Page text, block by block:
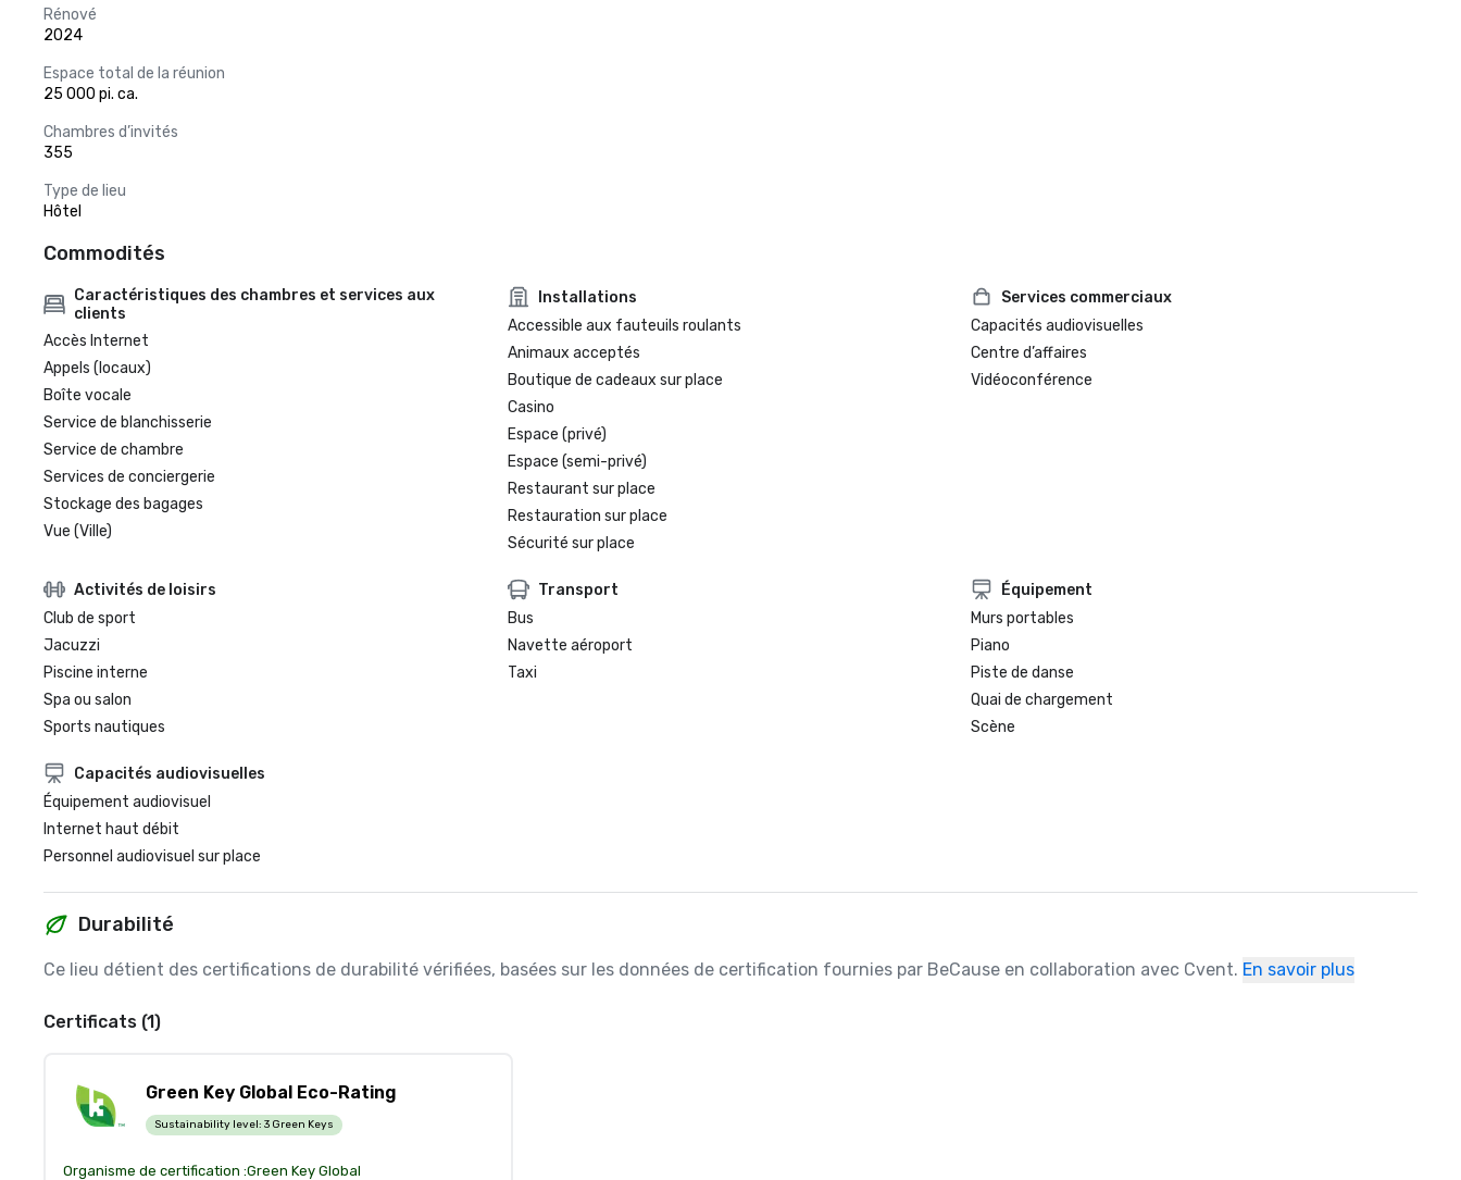
Rénové
2024
Espace total de la réunion
25 000 pi. ca.
Chambres d’invités
355
Type de lieu
Hôtel
Commodités
Caractéristiques des chambres et services aux
clients
Accès Internet
Appels (locaux)
Boîte vocale
Service de blanchisserie
Service de chambre
Services de conciergerie
Stockage des bagages
Vue (Ville)
Installations
Accessible aux fauteuils roulants
Animaux acceptés
Boutique de cadeaux sur place
Casino
Espace (privé)
Espace (semi-privé)
Restaurant sur place
Restauration sur place
Sécurité sur place
Services commerciaux
Capacités audiovisuelles
Centre d’affaires
Vidéoconférence
Activités de loisirs
Club de sport
Jacuzzi
Piscine interne
Spa ou salon
Sports nautiques
Transport
Bus
Navette aéroport
Taxi
Équipement
Murs portables
Piano
Piste de danse
Quai de chargement
Scène
Capacités audiovisuelles
Équipement audiovisuel
Internet haut débit
Personnel audiovisuel sur place
Durabilité
Ce lieu détient des certifications de durabilité vérifiées, basées sur les données de certification fournies par BeCause en collaboration avec Cvent. En savoir plus
Certificats (1)
Green Key Global Eco-Rating
Sustainability level: 3 Green Keys
Organisme de certification :Green Key Global